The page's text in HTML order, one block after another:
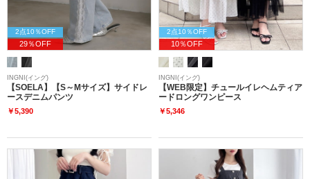
2点10％OFF
29％OFF
INGNI(イング)
【SOELA】【S～Mサイズ】サイドレ
ースデニムパンツ
￥5,390
2点10％OFF
10％OFF
INGNI(イング)
【WEB限定】チュールイレヘムティア
ードロングワンピース
￥5,346